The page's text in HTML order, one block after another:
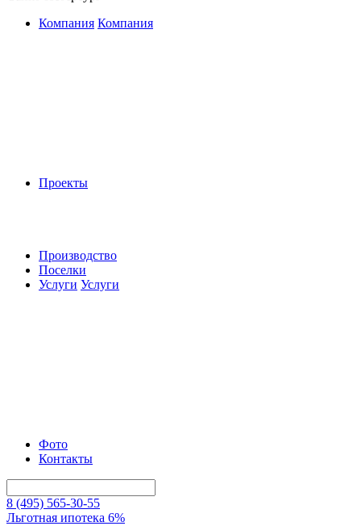
Компания Компания
Проекты
Производство
Поселки
Услуги Услуги
Фото
Контакты
8 (495) 565-30-55
Льготная ипотека 6%